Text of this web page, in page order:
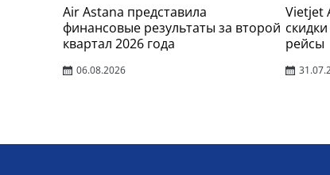
Air Astana представила
финансовые результаты за второй
квартал 2026 года
06.08.2026
Vietjet
рейсы